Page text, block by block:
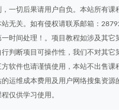
，一切后果请用户自负。本站所有课
站无关。如有侵权请联系邮箱：
一时间处理！。项目教程如涉及其它
行判断项目可操作性，我们不对其它
方软件也请谨慎使用，本站不出售课
运维成本费用及用户网络搜集资源
程仅供学习使用。